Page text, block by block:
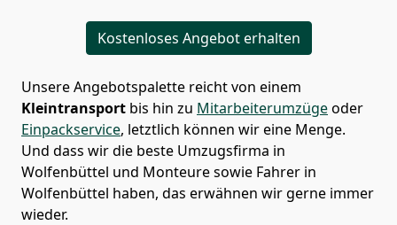
Kostenloses Angebot erhalten
Unsere Angebotspalette reicht von einem
Kleintransport bis hin zu Mitarbeiterumzügeoder
Einpackservice, letztlich können wir eine Menge.
Und dass wir die beste Umzugsfirma in
Wolfenbüttel und Monteure sowie Fahrer in
Wolfenbüttel haben, das erwähnen wir gerne immer
wieder.